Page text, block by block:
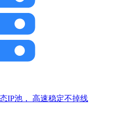
IP池， 高速稳定不掉线